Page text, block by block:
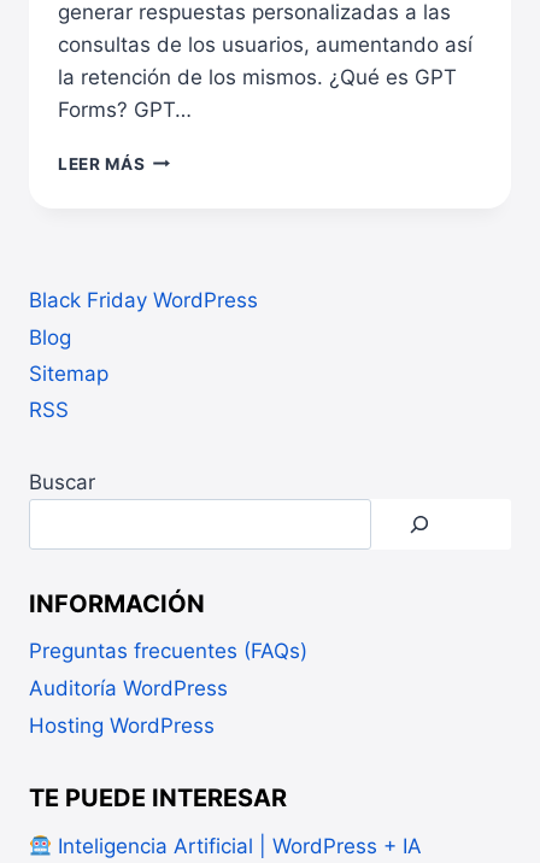
generar respuestas personalizadas a las
consultas de los usuarios, aumentando así
la retención de los mismos. ¿Qué es GPT
Forms? GPT…
LEER MÁS MAXIMIZANDO
GPT
Black Friday WordPress
Blog
Sitemap
RSS
Buscar
INFORMACIÓN
Preguntas frecuentes (FAQs)
Auditoría WordPress
Hosting WordPress
TE PUEDE INTERESAR
Inteligencia Artificial | WordPress + IA